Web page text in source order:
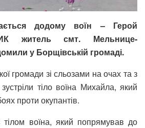
додому воїн – Герой
житель смт. Мельнице-
у Борщівській громаді.
громади зі сльозами на очах та з
тіло воїна Михайла, який
проти окупантів.
тілом воїна, який попрямував до